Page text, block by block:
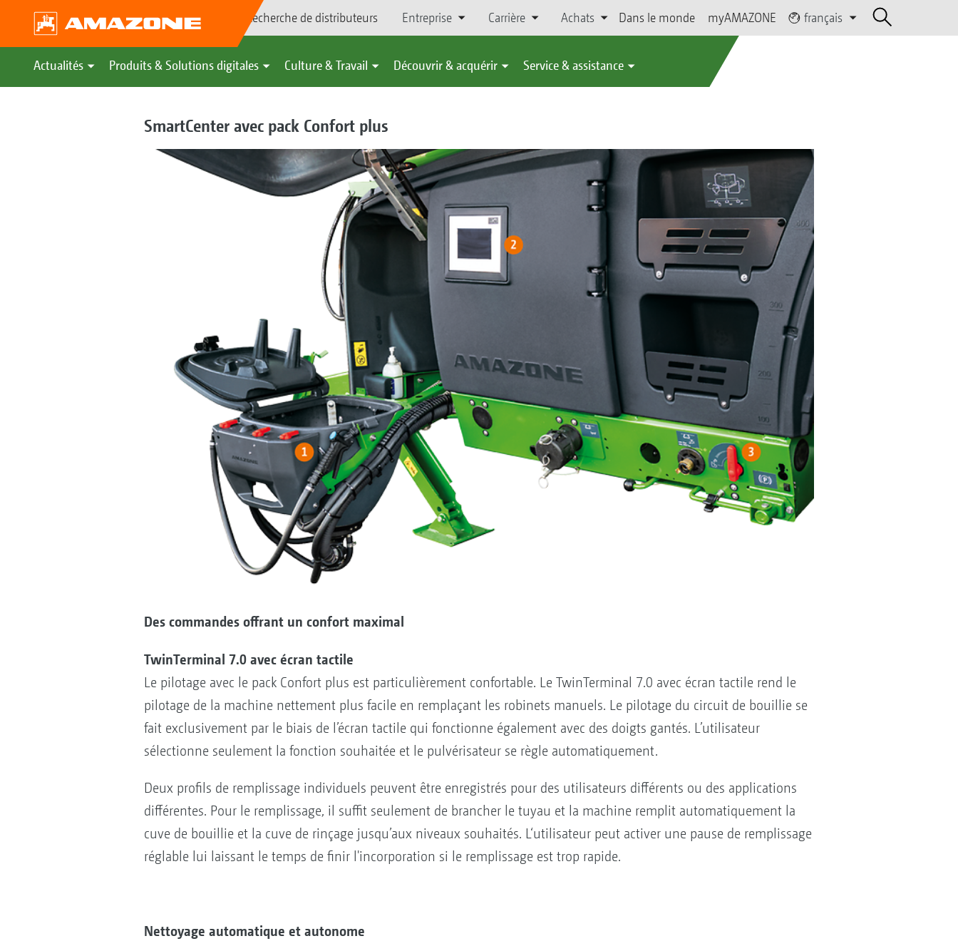
Recherche de distributeurs Entreprise Carrière Achats Dans le monde myAMAZONE français
Actualités Produits & Solutions digitales Culture & Travail Découvrir & acquérir Service & assistance
SmartCenter avec pack Confort plus
Des commandes offrant un confort maximal
TwinTerminal 7.0 avec écran tactile
Le pilotage avec le pack Confort plus est particulièrement confortable. Le TwinTerminal 7.0 avec écran tactile rend le
pilotage de la machine nettement plus facile en remplaçant les robinets manuels. Le pilotage du circuit de bouillie se
fait exclusivement par le biais de l’écran tactile qui fonctionne également avec des doigts gantés. L’utilisateur
sélectionne seulement la fonction souhaitée et le pulvérisateur se règle automatiquement.
Deux profils de remplissage individuels peuvent être enregistrés pour des utilisateurs différents ou des applications
différentes. Pour le remplissage, il suffit seulement de brancher le tuyau et la machine remplit automatiquement la
cuve de bouillie et la cuve de rinçage jusqu’aux niveaux souhaités. L‘utilisateur peut activer une pause de remplissage
réglable lui laissant le temps de finir l'incorporation si le remplissage est trop rapide.
Nettoyage automatique et autonome